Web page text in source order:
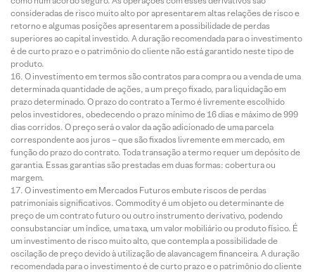
consideradas de risco muito alto por apresentarem altas relações de risco e
retorno e algumas posições apresentarem a possibilidade de perdas
superiores ao capital investido. A duração recomendada para o investimento
é de curto prazo e o patrimônio do cliente não está garantido neste tipo de
produto.
O investimento em termos são contratos para compra ou a venda de uma
determinada quantidade de ações, a um preço fixado, para liquidação em
prazo determinado. O prazo do contrato a Termo é livremente escolhido
pelos investidores, obedecendo o prazo mínimo de 16 dias e máximo de 999
dias corridos. O preço será o valor da ação adicionado de uma parcela
correspondente aos juros – que são fixados livremente em mercado, em
função do prazo do contrato. Toda transação a termo requer um depósito de
garantia. Essas garantias são prestadas em duas formas: cobertura ou
margem.
O investimento em Mercados Futuros embute riscos de perdas
patrimoniais significativos. Commodity é um objeto ou determinante de
preço de um contrato futuro ou outro instrumento derivativo, podendo
consubstanciar um índice, uma taxa, um valor mobiliário ou produto físico. É
um investimento de risco muito alto, que contempla a possibilidade de
oscilação de preço devido à utilização de alavancagem financeira. A duração
recomendada para o investimento é de curto prazo e o patrimônio do cliente